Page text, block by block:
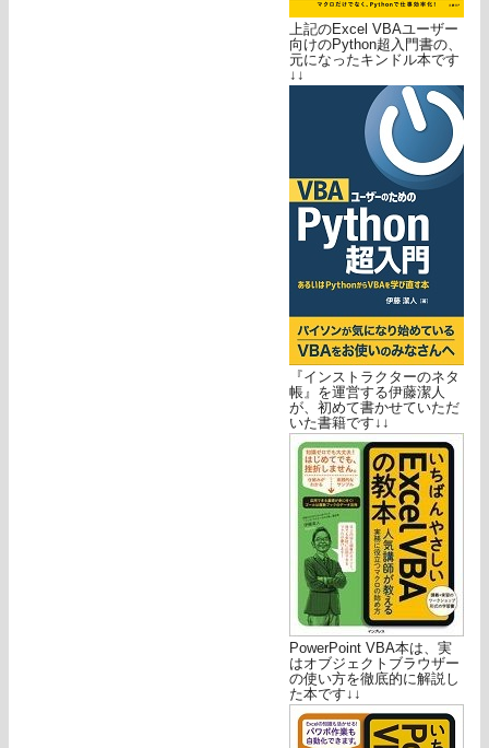
上記のExcel VBAユーザー
向けのPython超入門書の、
元になったキンドル本です
↓↓
『インストラクターのネタ
帳』を運営する伊藤潔人
が、初めて書かせていただ
いた書籍です↓↓
PowerPoint VBA本は、実
はオブジェクトブラウザー
の使い方を徹底的に解説し
た本です↓↓